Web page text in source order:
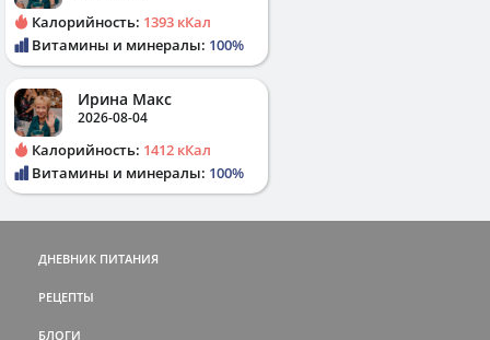
Калорийность: 1393 кКал
Витамины и минералы: 100%
Ирина Макс
2026-08-04
Калорийность: 1412 кКал
Витамины и минералы: 100%
ДНЕВНИК ПИТАНИЯ
РЕЦЕПТЫ
БЛОГИ